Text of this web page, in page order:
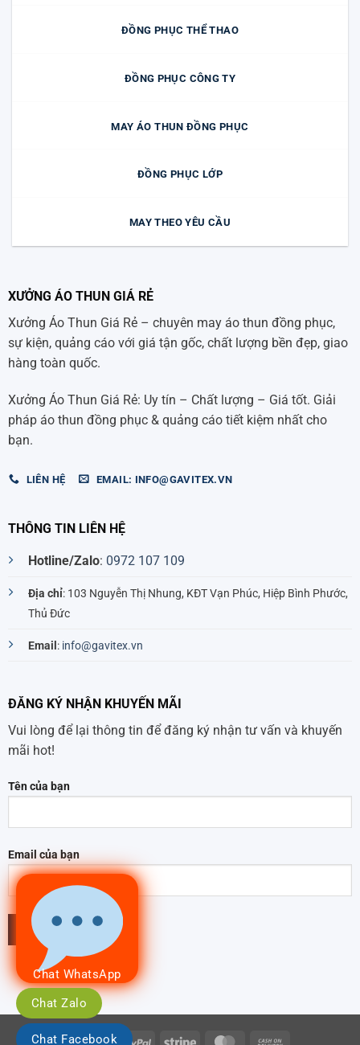
Chat WhatsApp
Chat Zalo
Chat Facebook
ĐỒNG PHỤC THỂ THAO
ĐỒNG PHỤC CÔNG TY
MAY ÁO THUN ĐỒNG PHỤC
ĐỒNG PHỤC LỚP
MAY THEO YÊU CẦU
XƯỞNG ÁO THUN GIÁ RẺ
Xưởng Áo Thun Giá Rẻ – chuyên may áo thun đồng phục,
sự kiện, quảng cáo với giá tận gốc, chất lượng bền đẹp, giao
hàng toàn quốc.
Xưởng Áo Thun Giá Rẻ: Uy tín – Chất lượng – Giá tốt. Giải
pháp áo thun đồng phục & quảng cáo tiết kiệm nhất cho
bạn.
LIÊN HỆ EMAIL: INFO@GAVITEX.VN
THÔNG TIN LIÊN HỆ
Hotline/Zalo: 0972 107 109
Địa chỉ: 103 Nguyễn Thị Nhung, KĐT Vạn Phúc, Hiệp Bình Phước,
Thủ Đức
Email : info@gavitex.vn
ĐĂNG KÝ NHẬN KHUYẾN MÃI
Vui lòng để lại thông tin để đăng ký nhận tư vấn và khuyến
mãi hot!
Tên của bạn
Email của bạn
Visa PayPal Stripe MasterCard